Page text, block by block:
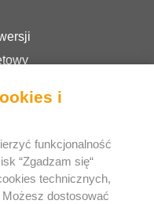
s.r.o.
1a
i
funkcjonalność
“Zgadzam się“
technicznych,
dostosować